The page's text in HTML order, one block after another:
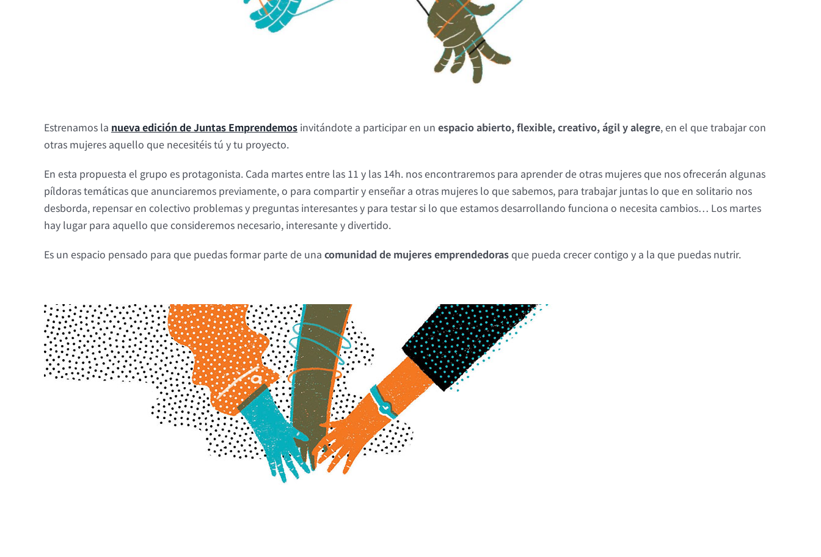
Estrenamos la nueva edición de Juntas Emprendemos invitándote a participar en un espacio abierto, flexible, creativo, ágil y alegre, en el que trabajar con
otras mujeres aquello que necesitéis tú y tu proyecto.
En esta propuesta el grupo es protagonista. Cada martes entre las 11 y las 14h. nos encontraremos para aprender de otras mujeres que nos ofrecerán algunas
píldoras temáticas que anunciaremos previamente, o para compartir y enseñar a otras mujeres lo que sabemos, para trabajar juntas lo que en solitario nos
desborda, repensar en colectivo problemas y preguntas interesantes y para testar si lo que estamos desarrollando funciona o necesita cambios… Los martes
hay lugar para aquello que consideremos necesario, interesante y divertido.
Es un espacio pensado para que puedas formar parte de una comunidad de mujeres emprendedorasque pueda crecer contigo y a la que puedas nutrir.